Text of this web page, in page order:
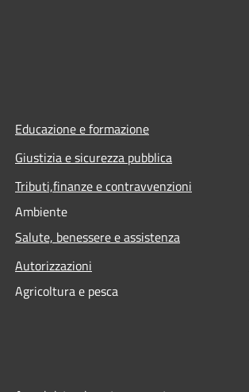
Educazione e formazione
Giustizia e sicurezza pubblica
Tributi,finanze e contravvenzioni
Ambiente
Salute, benessere e assistenza
Autorizzazioni
Agricoltura e pesca